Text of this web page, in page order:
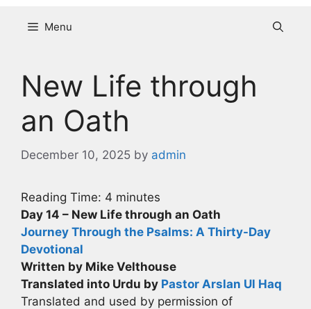
Menu
New Life through
an Oath
December 10, 2025 by admin
Reading Time: 4 minutes
Day 14 – New Life through an Oath
Journey Through the Psalms: A Thirty-Day
Devotional
Written by Mike Velthouse
Translated into Urdu by Pastor Arslan Ul Haq
Translated and used by permission of